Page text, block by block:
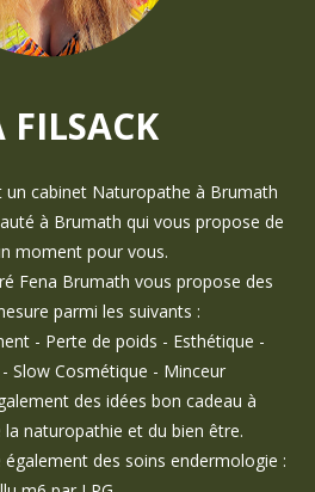
FILSACK
un cabinet Naturopathe à Brumath
à Brumath qui vous propose de
moment pour vous.
Fena Brumath vous propose des
parmi les suivants :
- Perte de poids - Esthétique -
Slow Cosmétique - Minceur
des idées bon cadeau à
naturopathie et du bien être.
des soins endermologie :